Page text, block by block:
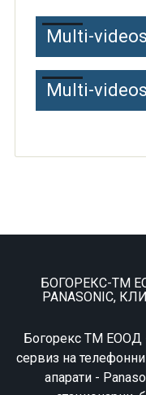
Multi-videos
Multi-videos
БОГОРЕКС-ТМ
PANASONIC,
Богорекс ТМ ЕООД
сервиз на
апарати -